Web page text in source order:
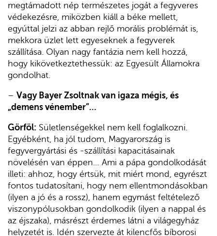
megtámadott nép természetes jogát a fegyveres
védekezésre, miközben kiáll a béke mellett,
egyúttal jelzi az abban rejlő morális problémát is,
mekkora üzlet lett egyeseknek a fegyverek
szállítása. Olyan nagy fantázia nem kell hozzá,
hogy kikövetkeztethessük: az Egyesült Államokra
gondolhat.
– Vagy Bayer Zsoltnak van igaza mégis, és
„demens vénember”…
Görföl: Sületlenségekkel nem kell foglalkozni.
Egyébként, ha jól tudom, Magyarország is
fegyvergyártási és -szállítási kapacitásainak
növelésén van éppen… Ami a pápa gondolkodását
illeti: ahhoz, hogy értsük, mit miért mond, egyrészt
fontos tudatosítani, hogy nem ellentmondásokban
(ilyen a jó és a rossz), hanem egymást feltételező
viszonypólusokban gondolkodik (ilyen a nappal és
az éjszaka), másrészt érdemes látni a világegyház
helyzetét is. Idén szervezte át kilencfős bíborosi